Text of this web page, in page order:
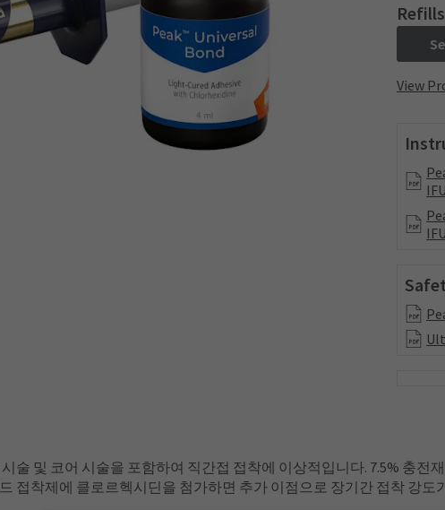
Refills
View
술 및 코어 시술을 포함하여 직간접 접착에 이상적입니다. 7.5% 충
접착제에 클로르헥시딘을 첨가하면 추가 이점으로 장기간 접착 강도